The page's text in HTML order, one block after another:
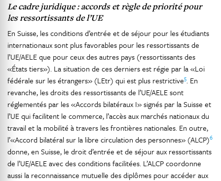
Le cadre juridique : accords et règle de priorité pour
les ressortissants de l’UE
En Suisse, les conditions d’entrée et de séjour pour les étudiants
internationaux sont plus favorables pour les ressortissants de
l’UE/AELE que pour ceux des autres pays (ressortissants des
«États tiers»). La situation de ces derniers est régie par la «Loi
fédérale sur les étrangers» (LEtr) qui est plus restrictive5. En
revanche, les droits des ressortissants de l’UE/AELE sont
réglementés par les «Accords bilatéraux I» signés par la Suisse et
l’UE qui facilitent le commerce, l’accès aux marchés nationaux du
travail et la mobilité à travers les frontières nationales. En outre,
l’«Accord bilatéral sur la libre circulation des personnes» (ALCP)6
donne, en Suisse, le droit d’entrée et de séjour aux ressortissants
de l’UE/AELE avec des conditions facilitées. L’ALCP coordonne
aussi la reconnaissance mutuelle des diplômes pour accéder aux